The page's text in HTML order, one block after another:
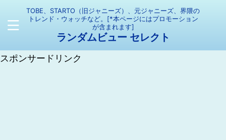
TOBE、STARTO（旧ジャニーズ）、元ジャニーズ、界隈の
トレンド・ウォッチなど。[*本ページにはプロモーション
が含まれます]
ランダムビュー セレクト
スポンサードリンク